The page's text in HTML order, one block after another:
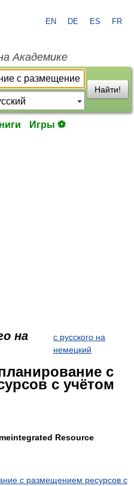
EN DE ES FR
Академике
Найти!
Игры ⚽
на
с русского на
немецкий
с
с учётом
Resource
с размещением ресурсов с